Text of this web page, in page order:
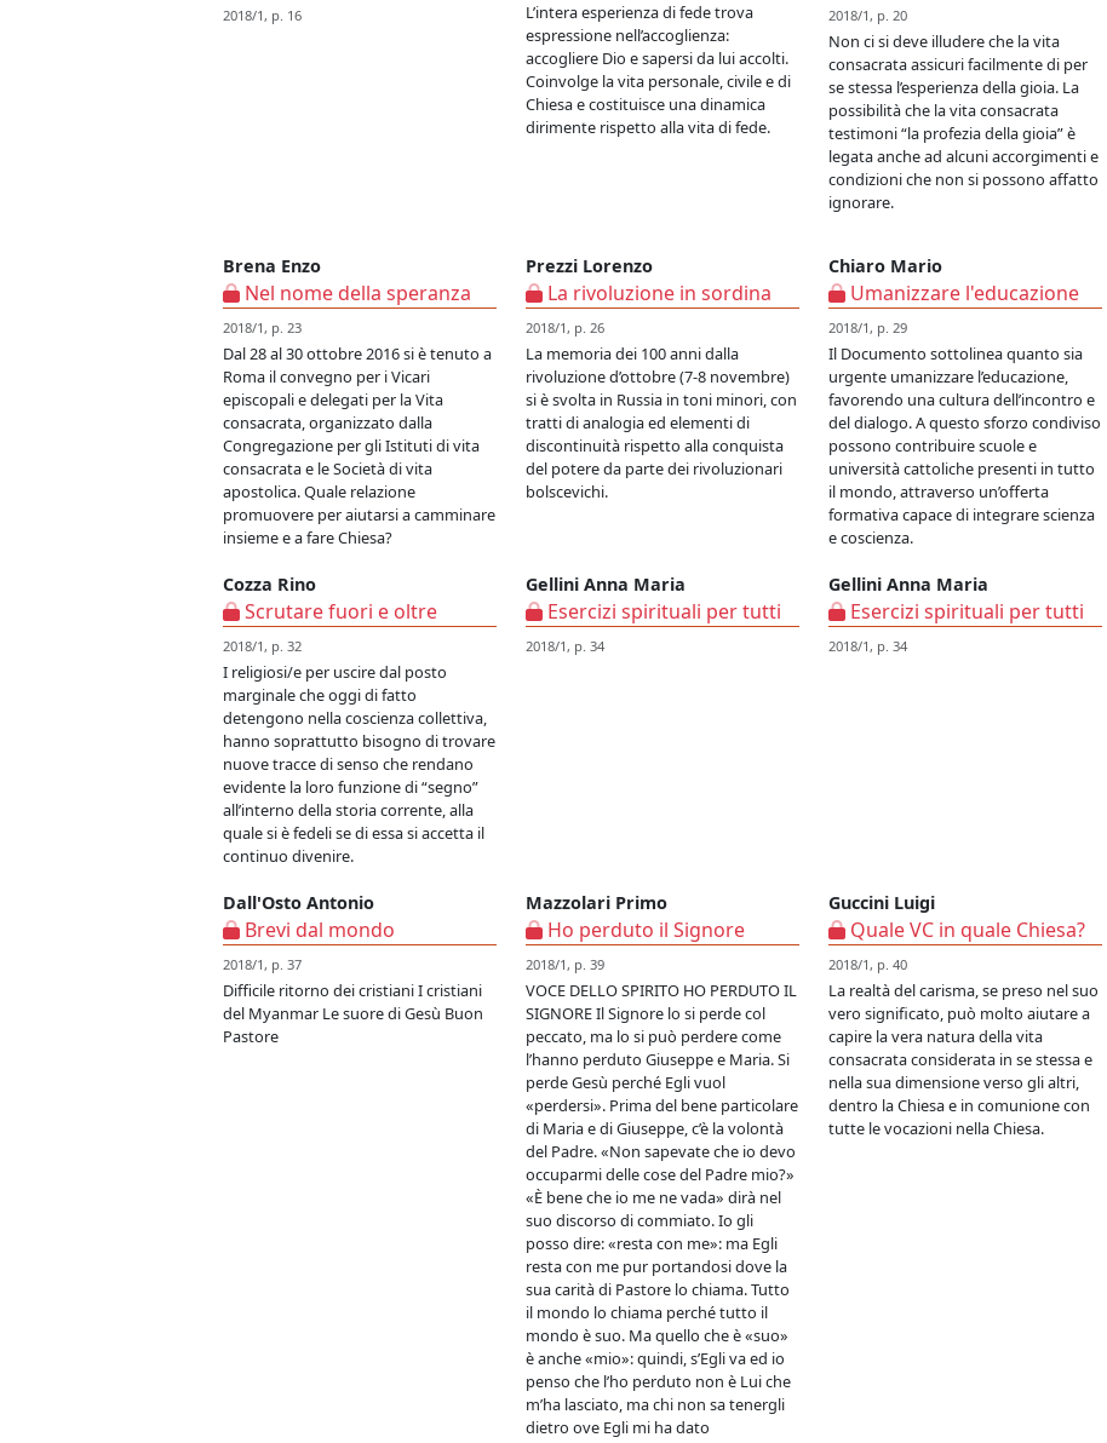
2018/1, p. 16
L’intera esperienza di fede trova
espressione nell’accoglienza:
accogliere Dio e sapersi da lui accolti.
Coinvolge la vita personale, civile e di
Chiesa e costituisce una dinamica
dirimente rispetto alla vita di fede.
2018/1, p. 20
Non ci si deve illudere che la vita
consacrata assicuri facilmente di per
se stessa l’esperienza della gioia. La
possibilità che la vita consacrata
testimoni “la profezia della gioia” è
legata anche ad alcuni accorgimenti e
condizioni che non si possono affatto
ignorare.
Brena Enzo
Nel nome della speranza
2018/1, p. 23
Dal 28 al 30 ottobre 2016 si è tenuto a
Roma il convegno per i Vicari
episcopali e delegati per la Vita
consacrata, organizzato dalla
Congregazione per gli Istituti di vita
consacrata e le Società di vita
apostolica. Quale relazione
promuovere per aiutarsi a camminare
insieme e a fare Chiesa?
Prezzi Lorenzo
La rivoluzione in sordina
2018/1, p. 26
La memoria dei 100 anni dalla
rivoluzione d’ottobre (7-8 novembre)
si è svolta in Russia in toni minori, con
tratti di analogia ed elementi di
discontinuità rispetto alla conquista
del potere da parte dei rivoluzionari
bolscevichi.
Chiaro Mario
Umanizzare l'educazione
2018/1, p. 29
Il Documento sottolinea quanto sia
urgente umanizzare l’educazione,
favorendo una cultura dell’incontro e
del dialogo. A questo sforzo condiviso
possono contribuire scuole e
università cattoliche presenti in tutto
il mondo, attraverso un’offerta
formativa capace di integrare scienza
e coscienza.
Cozza Rino
Scrutare fuori e oltre
2018/1, p. 32
I religiosi/e per uscire dal posto
marginale che oggi di fatto
detengono nella coscienza collettiva,
hanno soprattutto bisogno di trovare
nuove tracce di senso che rendano
evidente la loro funzione di “segno”
all’interno della storia corrente, alla
quale si è fedeli se di essa si accetta il
continuo divenire.
Gellini Anna Maria
Esercizi spirituali per tutti
2018/1, p. 34
Gellini Anna Maria
Esercizi spirituali per tutti
2018/1, p. 34
Dall'Osto Antonio
Brevi dal mondo
2018/1, p. 37
Difficile ritorno dei cristiani I cristiani
del Myanmar Le suore di Gesù Buon
Pastore
Mazzolari Primo
Ho perduto il Signore
2018/1, p. 39
VOCE DELLO SPIRITO HO PERDUTO IL
SIGNORE Il Signore lo si perde col
peccato, ma lo si può perdere come
l’hanno perduto Giuseppe e Maria. Si
perde Gesù perché Egli vuol
«perdersi». Prima del bene particolare
di Maria e di Giuseppe, c’è la volontà
del Padre. «Non sapevate che io devo
occuparmi delle cose del Padre mio?»
«È bene che io me ne vada» dirà nel
suo discorso di commiato. Io gli
posso dire: «resta con me»: ma Egli
resta con me pur portandosi dove la
sua carità di Pastore lo chiama. Tutto
il mondo lo chiama perché tutto il
mondo è suo. Ma quello che è «suo»
è anche «mio»: quindi, s’Egli va ed io
penso che l’ho perduto non è Lui che
m’ha lasciato, ma chi non sa tenergli
dietro ove Egli mi ha dato
Guccini Luigi
Quale VC in quale Chiesa?
2018/1, p. 40
La realtà del carisma, se preso nel suo
vero significato, può molto aiutare a
capire la vera natura della vita
consacrata considerata in se stessa e
nella sua dimensione verso gli altri,
dentro la Chiesa e in comunione con
tutte le vocazioni nella Chiesa.